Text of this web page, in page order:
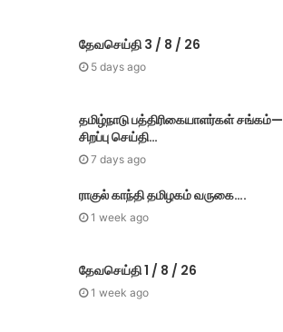
தேவசெய்தி 3 / 8 / 26
5 days ago
தமிழ்நாடு பத்திரிகையாளர்கள் சங்கம்—
சிறப்பு செய்தி…
7 days ago
ராகுல் காந்தி தமிழகம் வருகை….
1 week ago
தேவசெய்தி 1 / 8 / 26
1 week ago